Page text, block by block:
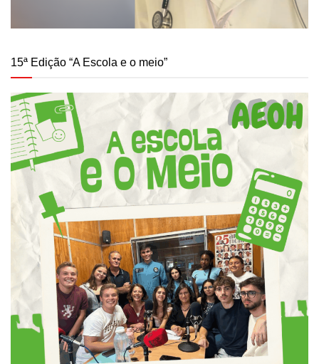
15ª Edição “A Escola e o meio”